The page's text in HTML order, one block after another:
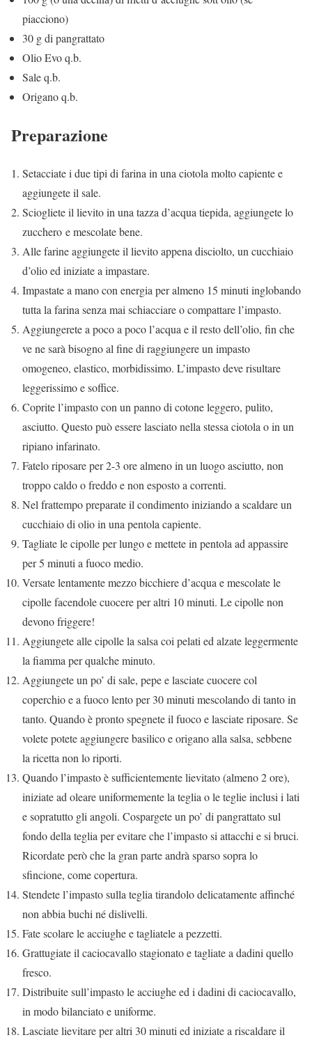
piacciono)
30 g di pangrattato
Olio Evo q.b.
Sale q.b.
Origano q.b.
Preparazione
Setacciate i due tipi di farina in una ciotola molto capiente e
aggiungete il sale.
Sciogliete il lievito in una tazza d’acqua tiepida, aggiungete lo
zucchero e mescolate bene.
Alle farine aggiungete il lievito appena disciolto, un cucchiaio
d’olio ed iniziate a impastare.
Impastate a mano con energia per almeno 15 minuti inglobando
tutta la farina senza mai schiacciare o compattare l’impasto.
Aggiungerete a poco a poco l’acqua e il resto dell’olio, fin che
ve ne sarà bisogno al fine di raggiungere un impasto
omogeneo, elastico, morbidissimo. L’impasto deve risultare
leggerissimo e soffice.
Coprite l’impasto con un panno di cotone leggero, pulito,
asciutto. Questo può essere lasciato nella stessa ciotola o in un
ripiano infarinato.
Fatelo riposare per 2-3 ore almeno in un luogo asciutto, non
troppo caldo o freddo e non esposto a correnti.
Nel frattempo preparate il condimento iniziando a scaldare un
cucchiaio di olio in una pentola capiente.
Tagliate le cipolle per lungo e mettete in pentola ad appassire
per 5 minuti a fuoco medio.
Versate lentamente mezzo bicchiere d’acqua e mescolate le
cipolle facendole cuocere per altri 10 minuti. Le cipolle non
devono friggere!
Aggiungete alle cipolle la salsa coi pelati ed alzate leggermente
la fiamma per qualche minuto.
Aggiungete un po’ di sale, pepe e lasciate cuocere col
coperchio e a fuoco lento per 30 minuti mescolando di tanto in
tanto. Quando è pronto spegnete il fuoco e lasciate riposare. Se
volete potete aggiungere basilico e origano alla salsa, sebbene
la ricetta non lo riporti.
Quando l’impasto è sufficientemente lievitato (almeno 2 ore),
iniziate ad oleare uniformemente la teglia o le teglie inclusi i lati
e sopratutto gli angoli. Cospargete un po’ di pangrattato sul
fondo della teglia per evitare che l’impasto si attacchi e si bruci.
Ricordate però che la gran parte andrà sparso sopra lo
sfincione, come copertura.
Stendete l’impasto sulla teglia tirandolo delicatamente affinché
non abbia buchi né dislivelli.
Fate scolare le acciughe e tagliatele a pezzetti.
Grattugiate il caciocavallo stagionato e tagliate a dadini quello
fresco.
Distribuite sull’impasto le acciughe ed i dadini di caciocavallo,
in modo bilanciato e uniforme.
Lasciate lievitare per altri 30 minuti ed iniziate a riscaldare il